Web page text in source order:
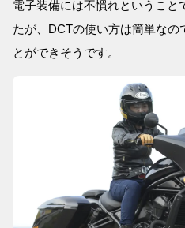
電子装備には不慣れということ
たが、DCTの使い方は簡単なの
とができそうです。